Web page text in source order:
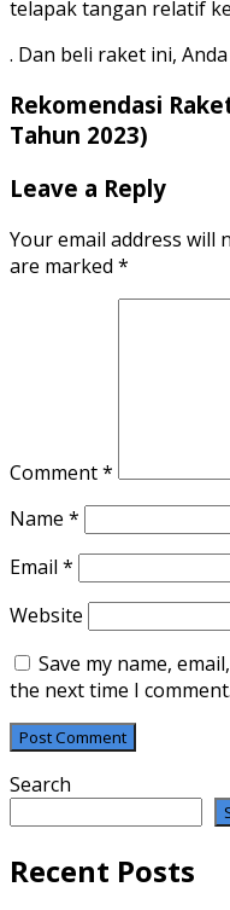
telapak tangan relatif
. Dan beli raket ini,
Rekomendasi
Tahun 2023)
Leave a Reply
Your email address will
are marked *
Comment*
Name *
Email *
Website
Save my name,
the next time I comment.
Search
Recent Posts